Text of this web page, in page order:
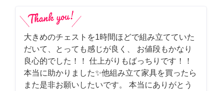
大きめのチェストを1時間ほどで組み立てていた
だいて、とっても感じが良く、 お値段もかなり
良心的でした！！ 仕上がりもばっちりです！！
本当に助かりました✨他組み立て家具を買ったら
また是非お願いしたいです。 本当にありがとう